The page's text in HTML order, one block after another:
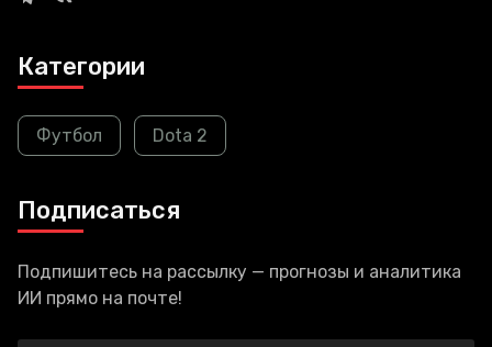
Категории
Футбол Dota 2
Подписаться
Подпишитесь на рассылку — прогнозы и аналитика
ИИ прямо на почте!